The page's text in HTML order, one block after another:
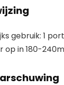
gebruik: 1
in 180-